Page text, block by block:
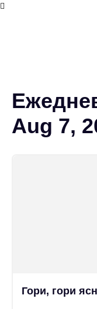
Aug 7,
Гори, гори